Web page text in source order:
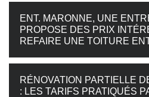
ENT. MARONNE, UNE
PROPOSE DES PRIX
REFAIRE UNE TOITURE
RÉNOVATION PARTIELLE
: LES TARIFS PRATIQUÉS